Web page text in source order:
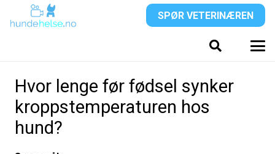
SPØR VETERINÆREN
Hvor lenge før fødsel synker
kroppstemperaturen hos
hund?